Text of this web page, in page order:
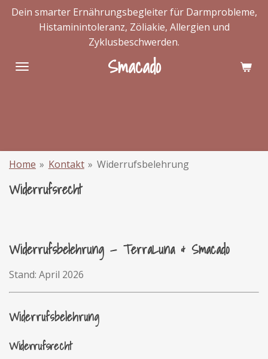
Zum
Hauptinhalt
Smacado
Dein smarter Ernährungsbegleiter für Darmprobleme,
Histaminintoleranz, Zöliakie, Allergien und
Zyklusbeschwerden.
Home » Kontakt » Widerrufsbelehrung
Widerrufsrecht
Widerrufsbelehrung — TerraLuna & Smacado
Stand: April 2026
Widerrufsbelehrung
Widerrufsrecht